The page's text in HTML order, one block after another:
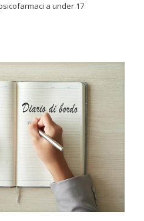
a under 17